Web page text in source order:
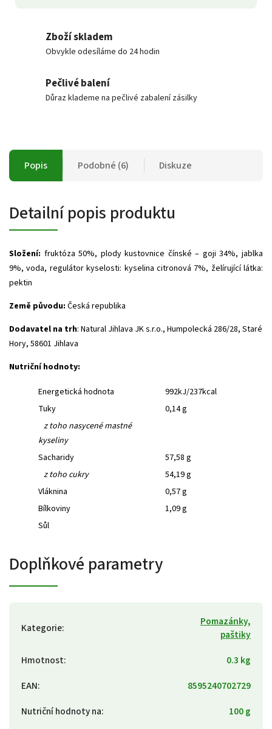
Zboží skladem
Obvykle odesíláme do 24 hodin
Pečlivé balení
Důraz klademe na pečlivé zabalení zásilky
Popis Podobné (6) Diskuze
Detailní popis produktu
Složení: fruktóza 50%, plody kustovnice čínské – goji 34%, jablka
9%, voda, regulátor kyselosti: kyselina citronová 7%, želírující látka:
pektin
Země původu: Česká republika
Dodavatel na trh: Natural Jihlava JK s.r.o., Humpolecká 286/28, Staré
Hory, 58601 Jihlava
Nutriční hodnoty:
Energetická hodnota
992kJ/237kcal
Tuky
0,14 g
z toho nasycené mastné
kyseliny
Sacharidy
57,58 g
z toho cukry
54,19 g
Vláknina
0,57 g
Bílkoviny
1,09 g
Sůl
Doplňkové parametry
Kategorie:
Pomazánky,
paštiky
Hmotnost:
0.3 kg
EAN:
8595240702729
Nutriční hodnoty na: 100 g